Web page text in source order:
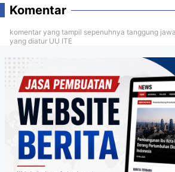
Komentar
komentar yang tampil sepenuhnya tanggung
yang diatur UU ITE